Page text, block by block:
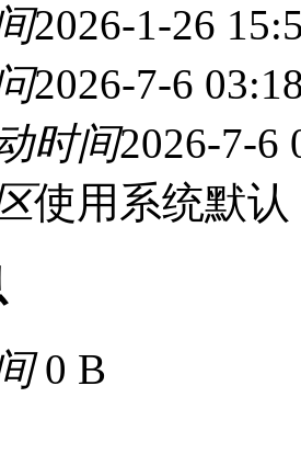
2026-1-26
2026-7-6
时间2026-7-6
使用系统默认
0 B